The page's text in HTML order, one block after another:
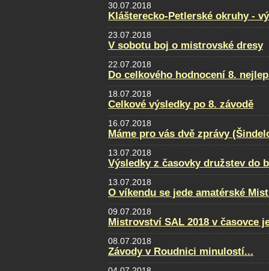
30.07.2018
Klášterecko-Petlerské okruhy -
23.07.2018
V sobotu boj o mistrovské dresy
22.07.2018
Do celkového hodnocení 8.
18.07.2018
Celkové výsledky po 8. závodě
16.07.2018
Máme pro vás dvě zprávy
13.07.2018
Výsledky z časovky družstev do
13.07.2018
O víkendu se jede amatérské
09.07.2018
Mistrovství SAL 2018 v časovce
08.07.2018
Závody v Roudnici minulostí...